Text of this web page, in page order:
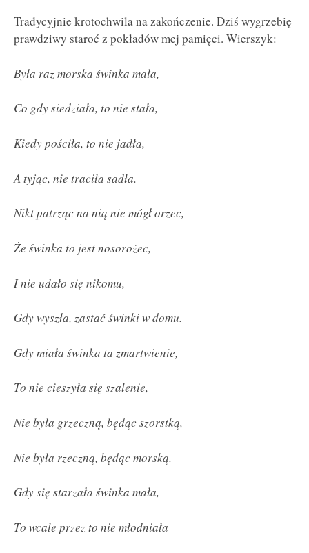
Tradycyjnie krotochwila na zakończenie. Dziś wygrzebię
prawdziwy staroć z pokładów mej pamięci. Wierszyk:
Była raz morska świnka mała,
Co gdy siedziała, to nie stała,
Kiedy pościła, to nie jadła,
A tyjąc, nie traciła sadła.
Nikt patrząc na nią nie mógł orzec,
Że świnka to jest nosorożec,
I nie udało się nikomu,
Gdy wyszła, zastać świnki w domu.
Gdy miała świnka ta zmartwienie,
To nie cieszyła się szalenie,
Nie była grzeczną, będąc szorstką,
Nie była rzeczną, będąc morską.
Gdy się starzała świnka mała,
To wcale przez to nie młodniała